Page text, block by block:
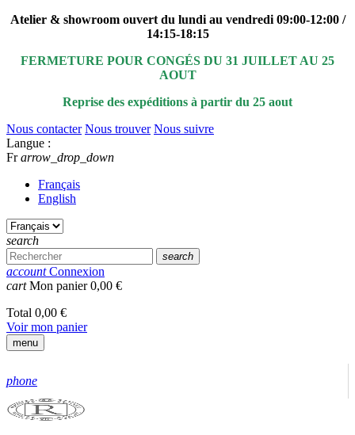
Atelier & showroom ouvert du lundi au vendredi 09:00-12:00 /
14:15-18:15
FERMETURE POUR CONGÉS DU 31 JUILLET AU 25
AOUT
Reprise des expéditions à partir du 25 aout
Nous contacter Nous trouver Nous suivre
Langue :
Fr arrow_drop_down
Français
English
search
search
account Connexion
cart Mon panier0,00 €
Total 0,00 €
Voir mon panier
menu
phone